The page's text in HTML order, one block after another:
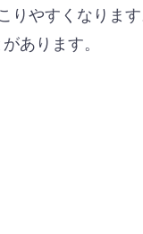
やすくなりま
あります。